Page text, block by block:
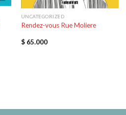
UNCATEGORIZED
Rendez-vous Rue Moliere
$65.000